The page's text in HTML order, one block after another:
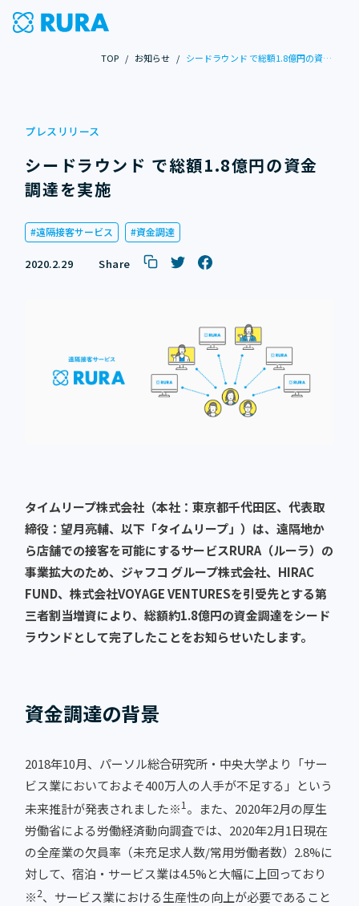
TOP / お知らせ / シードラウンド で総額1.8億円の資金調達を実施
プレスリリース
シードラウンド で総額1.8億円の資金
調達を実施
遠隔接客サービス 資金調達
2020.2.29 Share
タイムリープ株式会社（本社：東京都千代田区、代表取
締役：望月亮輔、以下「タイムリープ」）は、遠隔地か
ら店舗での接客を可能にするサービスRURA（ルーラ）の
事業拡大のため、ジャフコ グループ株式会社、HIRAC
FUND、株式会社VOYAGE VENTURESを引受先とする第
三者割当増資により、総額約1.8億円の資金調達をシード
ラウンドとして完了したことをお知らせいたします。
資金調達の背景
2018年10月、パーソル総合研究所・中央大学より「サー
ビス業においておよそ400万人の人手が不足する」という
未来推計が発表されました※1 。また、2020年2月の厚生
労働省による労働経済動向調査では、2020年2月1日現在
の全産業の欠員率（未充足求人数/常用労働者数）2.8%に
対して、宿泊・サービス業は4.5%と大幅に上回っており
※2、サービス業における生産性の向上が必要であること